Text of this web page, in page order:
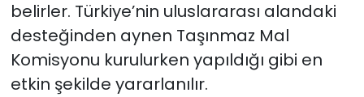
belirler. Türkiye’nin uluslararası alandaki
desteğinden aynen Taşınmaz Mal
Komisyonu kurulurken yapıldığı gibi en
etkin şekilde yararlanılır.